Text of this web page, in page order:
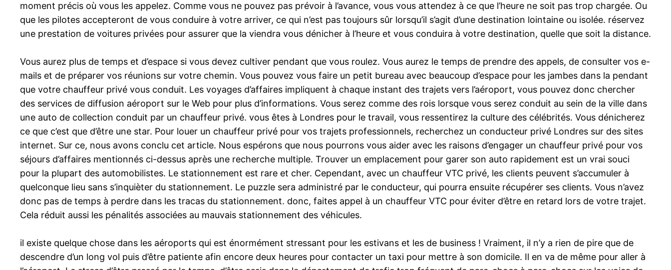
moment précis où vous les appelez. Comme vous ne pouvez pas prévoir à l’avance, vous vous attendez à ce que l’heure ne soit pas trop chargée. Ou
que les pilotes accepteront de vous conduire à votre arriver, ce qui n’est pas toujours sûr lorsqu’il s’agit d’une destination lointaine ou isolée. réservez
une prestation de voitures privées pour assurer que la viendra vous dénicher à l’heure et vous conduira à votre destination, quelle que soit la distance.
Vous aurez plus de temps et d’espace si vous devez cultiver pendant que vous roulez. Vous aurez le temps de prendre des appels, de consulter vos e-
mails et de préparer vos réunions sur votre chemin. Vous pouvez vous faire un petit bureau avec beaucoup d’espace pour les jambes dans la pendant
que votre chauffeur privé vous conduit. Les voyages d’affaires impliquent à chaque instant des trajets vers l’aéroport, vous pouvez donc chercher
des services de diffusion aéroport sur le Web pour plus d’informations. Vous serez comme des rois lorsque vous serez conduit au sein de la ville dans
une auto de collection conduit par un chauffeur privé. vous êtes à Londres pour le travail, vous ressentirez la culture des célébrités. Vous dénicherez
ce que c’est que d’être une star. Pour louer un chauffeur privé pour vos trajets professionnels, recherchez un conducteur privé Londres sur des sites
internet. Sur ce, nous avons conclu cet article. Nous espérons que nous pourrons vous aider avec les raisons d’engager un chauffeur privé pour vos
séjours d’affaires mentionnés ci-dessus après une recherche multiple. Trouver un emplacement pour garer son auto rapidement est un vrai souci
pour la plupart des automobilistes. Le stationnement est rare et cher. Cependant, avec un chauffeur VTC privé, les clients peuvent s’accumuler à
quelconque lieu sans s’inquièter du stationnement. Le puzzle sera administré par le conducteur, qui pourra ensuite récupérer ses clients. Vous n’avez
donc pas de temps à perdre dans les tracas du stationnement. donc, faites appel à un chauffeur VTC pour éviter d’être en retard lors de votre trajet.
Cela réduit aussi les pénalités associées au mauvais stationnement des véhicules.
il existe quelque chose dans les aéroports qui est énormément stressant pour les estivans et les de business ! Vraiment, il n’y a rien de pire que de
descendre d’un long vol puis d’être patiente afin encore deux heures pour contacter un taxi pour mettre à son domicile. Il en va de même pour aller à